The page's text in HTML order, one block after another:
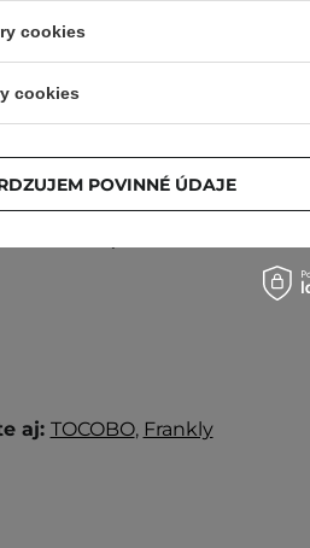
- Dive-In For Men All In
mužskú pokožku - 200g
aj: TOCOBO, Frankly
cookies
cookies
POVINNÉ ÚDAJE